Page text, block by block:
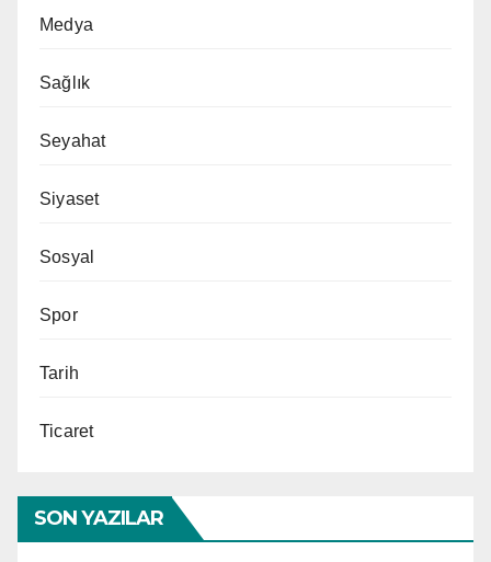
Medya
Sağlık
Seyahat
Siyaset
Sosyal
Spor
Tarih
Ticaret
SON YAZILAR